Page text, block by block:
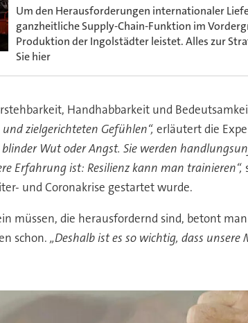
Um den Herausforderungen internationaler
ganzheitliche Supply-Chain-Funktion im
Produktion der Ingolstädter leistet. Alles zur
Sie hier
Handhabbarkeit und
zielgerichteten Gefühlen“, erläutert die
Wut oder Angst. Sie werden
Erfahrung ist: Resilienz kann man trainieren“,
und Coronakrise gestartet wurde.
müssen, die herausfordernd sind, betont
schon. „Deshalb ist es so wichtig, dass